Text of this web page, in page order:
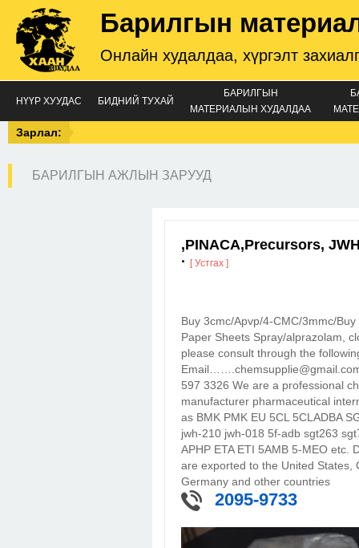
Барилгын
Онлайн худалдаа, хүргэлт
НҮҮР ХУУДАС БИДНИЙ ТУХАЙ
БАРИЛГЫН
МАТЕРИАЛЫН ХУДАЛДАА
Зарлал:
БАРИЛГЫН АЖЛЫН ЗАРУУД
,PINACA,Precursors,
·
[ Устгах ]
Buy 3cmc/Apvp/4-CMC/3mmc/
Paper Sheets Spray/alprazolam,
please consult through the
597 3326 We are a professional
manufacturer pharmaceutical
as BMK PMK EU 5CL 5CLADBA
jwh-210 jwh-018 5f-adb sgt263
APHP ETA ETI 5AMB 5-MEO etc.
are exported to the United States,
Germany and other countries
2095-9733